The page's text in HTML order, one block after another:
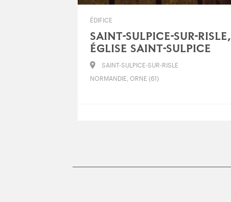
ÉDIFICE
SAINT-SULPICE-SUR-RISLE,
ÉGLISE SAINT-SULPICE
SAINT-SULPICE-SUR-RISLE
NORMANDIE, ORNE (61)